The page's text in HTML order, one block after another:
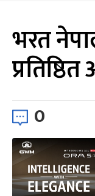
भरत
0